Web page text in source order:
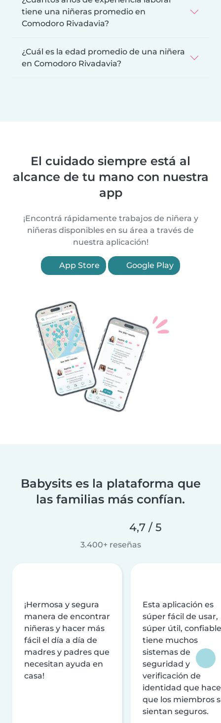
tiene una niñeras promedio en
Comodoro Rivadavia?
¿Cuál es la edad promedio de una niñera
en Comodoro Rivadavia?
El cuidado siempre está al
alcance de tu mano con nuestra
app
¡Encontrá rápidamente trabajos de niñera y
niñeras disponibles en su área a través de
nuestra aplicación!
App Store Google Play
Babysits es la plataforma que
las familias más confían.
4,7 / 5
3.400+ reseñas
¡Hermosa y segura
manera de encontrar
niñeras y hacer más
fácil el día a día de
madres y padres que
necesitan ayuda en
casa!
Esta aplicación es
súper fácil de usar,
súper útil,
tiene muchos
sistemas de
seguridad y
verificación de
identidad que
que los miembros
sientan seguros.